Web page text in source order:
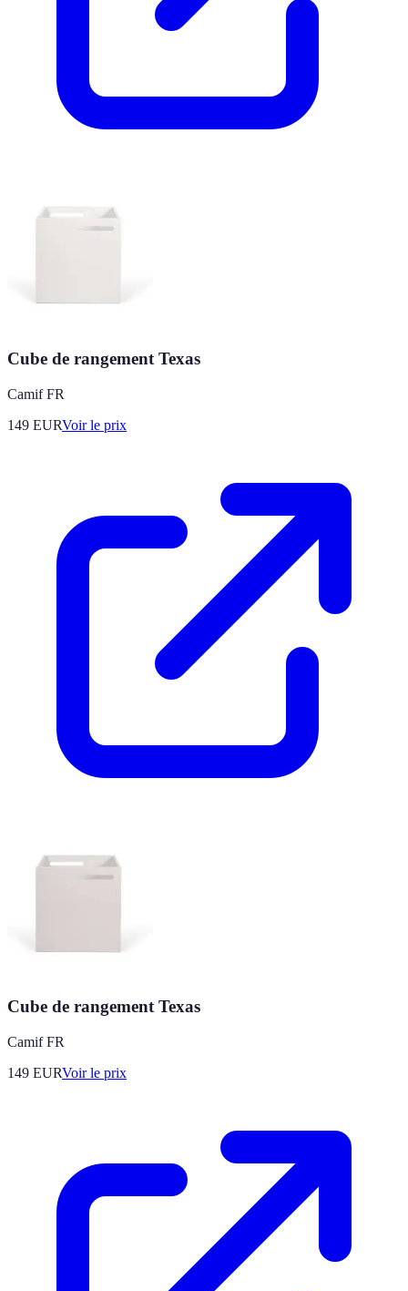
Cube de rangement Texas
Camif FR
149 EURVoir le prix
Cube de rangement Texas
Camif FR
149 EURVoir le prix